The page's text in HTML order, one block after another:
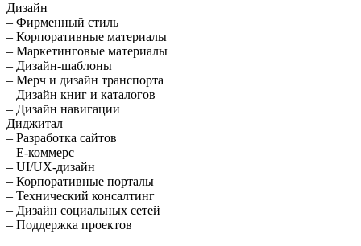
Дизайн
– Фирменный стиль
– Корпоративные материалы
– Маркетинговые материалы
– Дизайн-шаблоны
– Мерч и дизайн транспорта
– Дизайн книг и каталогов
– Дизайн навигации
Диджитал
– Разработка сайтов
– Е-коммерс
– UI/UX-дизайн
– Корпоративные порталы
– Технический консалтинг
– Дизайн социальных сетей
– Поддержка проектов